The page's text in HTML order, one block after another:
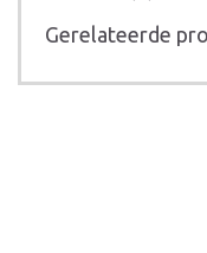
Gerelateerde